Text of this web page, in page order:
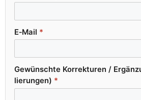
E‑Mail *
Gewünsch­te Kor­rek­tu­ren /​
lie­run­gen) *